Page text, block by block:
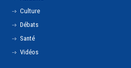
Culture
Débats
Santé
Vidéos